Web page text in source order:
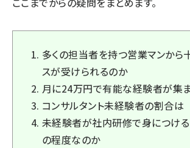
多くの担当者を持つ営業マンから
スが受けられるのか
月に24万円で有能な経験者が集
コンサルタント未経験者の割合は
未経験者が社内研修で身につける
の程度なのか